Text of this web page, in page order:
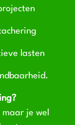
lasten
je wel